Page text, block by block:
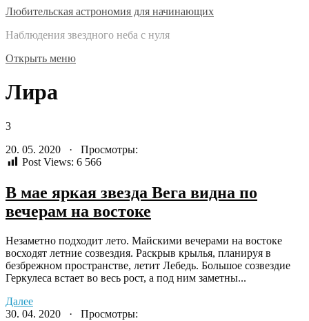
Любительская астрономия для начинающих
Наблюдения звездного неба с нуля
Открыть меню
Лира
3
20. 05. 2020 · Просмотры:
Post Views: 6 566
В мае яркая звезда Вега видна по
вечерам на востоке
Незаметно подходит лето. Майскими вечерами на востоке
восходят летние созвездия. Раскрыв крылья, планируя в
безбрежном пространстве, летит Лебедь. Большое созвездие
Геркулеса встает во весь рост, а под ним заметны...
Далее
30. 04. 2020 · Просмотры: